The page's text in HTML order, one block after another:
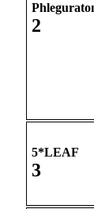
2
5*LEAF
3